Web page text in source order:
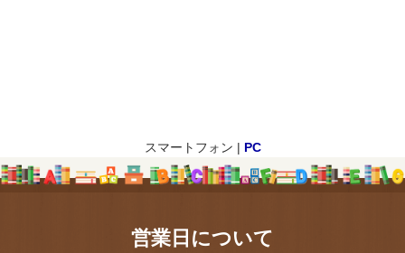
スマートフォン | PC
営業日について